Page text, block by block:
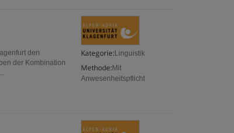
Kategorie: Linguistik
Methode: Mit
Anwesenheitspflicht
den
der Kombination